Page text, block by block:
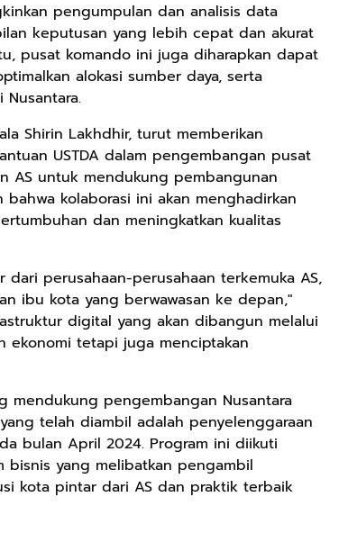
pengumpulan dan analisis data
keputusan yang lebih cepat dan akurat
pusat komando ini juga diharapkan dapat
alokasi sumber daya, serta
Shirin Lakhdhir, turut memberikan
USTDA dalam pengembangan pusat
AS untuk mendukung pembangunan
kolaborasi ini akan menghadirkan
dan meningkatkan kualitas
perusahaan-perusahaan terkemuka AS,
ibu kota yang berwawasan ke depan,"
digital yang akan dibangun melalui
ekonomi tetapi juga menciptakan
mendukung pengembangan Nusantara
telah diambil adalah penyelenggaraan
bulan April 2024. Program ini diikuti
bisnis yang melibatkan pengambil
kota pintar dari AS dan praktik terbaik
Wisnu
Rp110.000
Marketing Dari
Nol: Fondasi &
Mindset untuk
Pemula
Shopee
Rp169.000
History of
Dayak – Sejarah
& Identitas
Borneo Asli
Anyarmart